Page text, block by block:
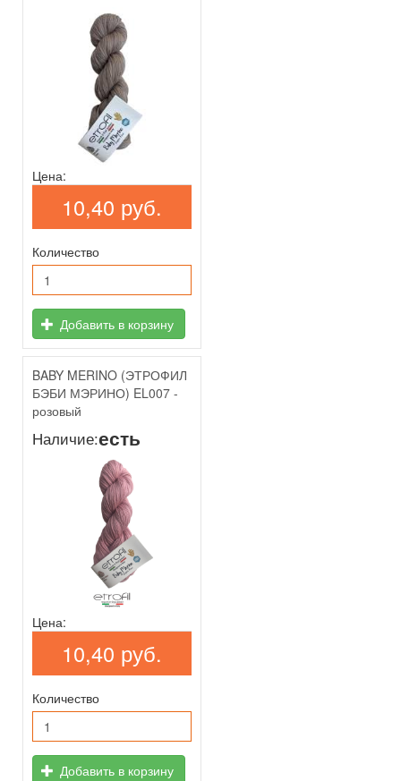
Цена:
10,40 руб.
Количество
Добавить в корзину
BABY MERINO (ЭТРОФИЛ
БЭБИ МЭРИНО) EL007 -
розовый
Наличие:есть
Цена:
10,40 руб.
Количество
Добавить в корзину